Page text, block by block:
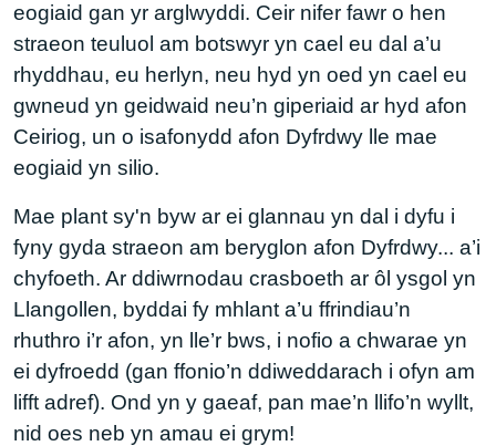
eogiaid gan yr arglwyddi. Ceir nifer fawr o hen
straeon teuluol am botswyr yn cael eu dal a’u
rhyddhau, eu herlyn, neu hyd yn oed yn cael eu
gwneud yn geidwaid neu’n giperiaid ar hyd afon
Ceiriog, un o isafonydd afon Dyfrdwy lle mae
eogiaid yn silio.
Mae plant sy'n byw ar ei glannau yn dal i dyfu i
fyny gyda straeon am beryglon afon Dyfrdwy... a’i
chyfoeth. Ar ddiwrnodau crasboeth ar ôl ysgol yn
Llangollen, byddai fy mhlant a’u ffrindiau’n
rhuthro i’r afon, yn lle’r bws, i nofio a chwarae yn
ei dyfroedd (gan ffonio’n ddiweddarach i ofyn am
lifft adref). Ond yn y gaeaf, pan mae’n llifo’n wyllt,
nid oes neb yn amau ei grym!